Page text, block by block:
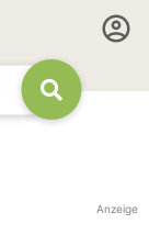
Anzeige